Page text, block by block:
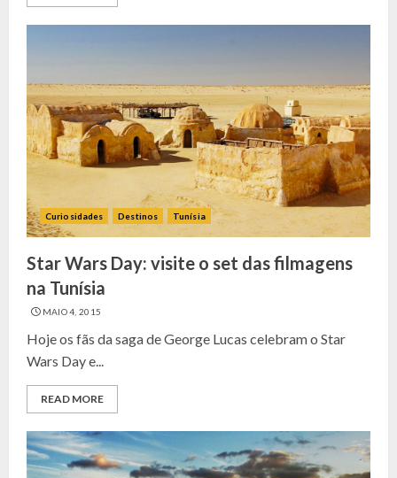
Curiosidades Destinos Tunísia
Star Wars Day: visite o set das filmagens
na Tunísia
MAIO 4, 2015
Hoje os fãs da saga de George Lucas celebram o Star
Wars Day e...
READ MORE